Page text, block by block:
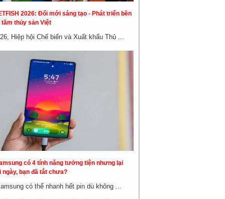
2026: Đổi mới sáng tạo - Phát triển bền
thủy sản Việt
Hiệp hội Chế biến và Xuất khẩu Thủ ...
có 4 tính năng tưởng tiện nhưng lại
ngày, bạn đã tắt chưa?
có thể nhanh hết pin dù không ...